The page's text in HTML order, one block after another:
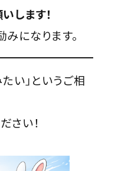
します！
になります。
い」というご相
さい！